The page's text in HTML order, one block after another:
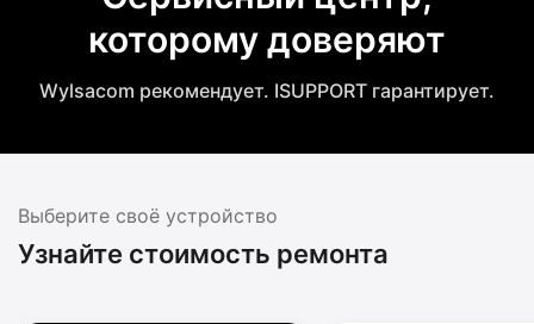
которому доверяют
Wylsacom рекомендует. ISUPPORT гарантирует.
Выберите своё устройство
Узнайте стоимость ремонта